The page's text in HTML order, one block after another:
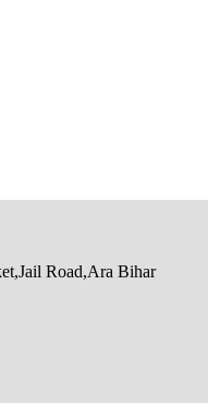
Road,Ara Bihar